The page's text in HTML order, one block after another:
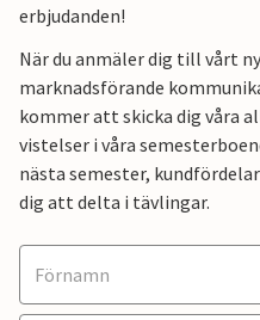
erbjudanden!
När du anmäler dig till vårt
marknadsförande
kommer att skicka dig våra
vistelser i våra
nästa semester,
dig att delta i tävlingar.